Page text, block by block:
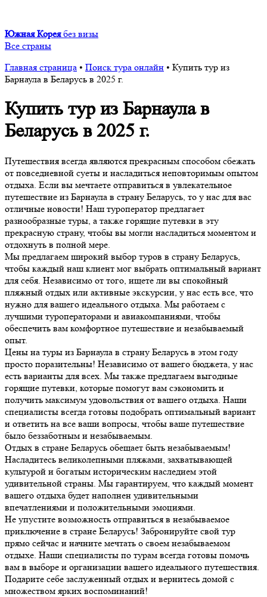
Южная Корея без визы
Все страны
Главная страница • Поиск тура онлайн • Купить тур из
Барнаула в Беларусь в 2025 г.
Купить тур из Барнаула в
Беларусь в 2025 г.
Путешествия всегда являются прекрасным способом сбежать
от повседневной суеты и насладиться неповторимым опытом
отдыха. Если вы мечтаете отправиться в увлекательное
путешествие из Барнаула в страну Беларусь, то у нас для вас
отличные новости! Наш туроператор предлагает
разнообразные туры, а также горящие путевки в эту
прекрасную страну, чтобы вы могли насладиться моментом и
отдохнуть в полной мере.
Мы предлагаем широкий выбор туров в страну Беларусь,
чтобы каждый наш клиент мог выбрать оптимальный вариант
для себя. Независимо от того, ищете ли вы спокойный
пляжный отдых или активные экскурсии, у нас есть все, что
нужно для вашего идеального отдыха. Мы работаем с
лучшими туроператорами и авиакомпаниями, чтобы
обеспечить вам комфортное путешествие и незабываемый
опыт.
Цены на туры из Барнаула в страну Беларусь в этом году
просто поразительны! Независимо от вашего бюджета, у нас
есть варианты для всех. Мы также предлагаем выгодные
горящие путевки, которые помогут вам сэкономить и
получить максимум удовольствия от вашего отдыха. Наши
специалисты всегда готовы подобрать оптимальный вариант
и ответить на все ваши вопросы, чтобы ваше путешествие
было беззаботным и незабываемым.
Отдых в стране Беларусь обещает быть незабываемым!
Насладитесь великолепными пляжами, захватывающей
культурой и богатым историческим наследием этой
удивительной страны. Мы гарантируем, что каждый момент
вашего отдыха будет наполнен удивительными
впечатлениями и положительными эмоциями.
Не упустите возможность отправиться в незабываемое
приключение в стране Беларусь! Забронируйте свой тур
прямо сейчас и начните мечтать о своем незабываемом
отдыхе. Наши специалисты по турам всегда готовы помочь
вам в выборе и организации вашего идеального путешествия.
Подарите себе заслуженный отдых и вернитесь домой с
множеством ярких воспоминаний!